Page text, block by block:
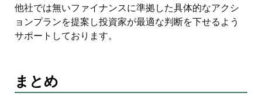
他社では無いファイナンスに準拠した具体的なアクシ
ョンプランを提案し投資家が最適な判断を下せるよう
サポートしております。
まとめ